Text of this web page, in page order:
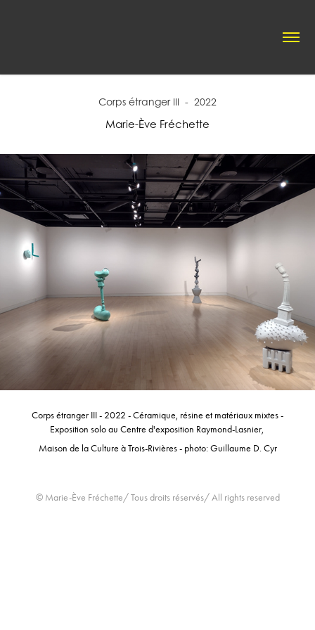
Corps étranger III  -  2022
Marie-Ève Fréchette
Corps étranger III - 2022 - Céramique, résine et matériaux mixtes -
Exposition solo au Centre d'exposition Raymond-Lasnier,
Maison de la Culture à Trois-Rivières - photo: Guillaume D. Cyr
© Marie-Ève Fréchette/ Tous droits réservés/ All rights reserved